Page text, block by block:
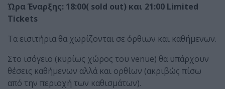
Ώρα Έναρξης: 18:00( sold out) και 21:00 Limited
Tickets
Τα εισιτήρια θα χωρίζονται σε όρθιων και καθήμενων.
Στο ισόγειο (κυρίως χώρος του venue) θα υπάρχουν
θέσεις καθήμενων αλλά και ορθίων (ακριβώς πίσω
από την περιοχή των καθισμάτων).